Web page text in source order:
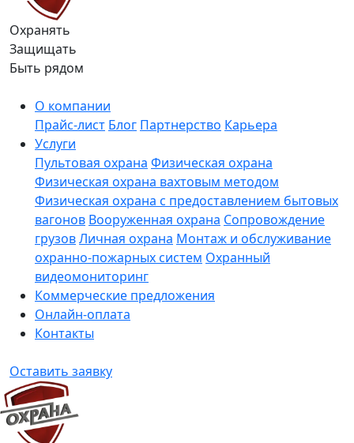
Охранять
Защищать
Быть рядом
О компании
Прайс-лист Блог Партнерство Карьера
Услуги
Пультовая охрана Физическая охрана
Физическая охрана вахтовым методом
Физическая охрана с предоставлением бытовых
вагонов Вооруженная охрана Сопровождение
грузовЛичная охрана Монтаж и обслуживание
охранно-пожарных систем Охранный
видеомониторинг
Коммерческие предложения
Онлайн-оплата
Контакты
Оставить заявку